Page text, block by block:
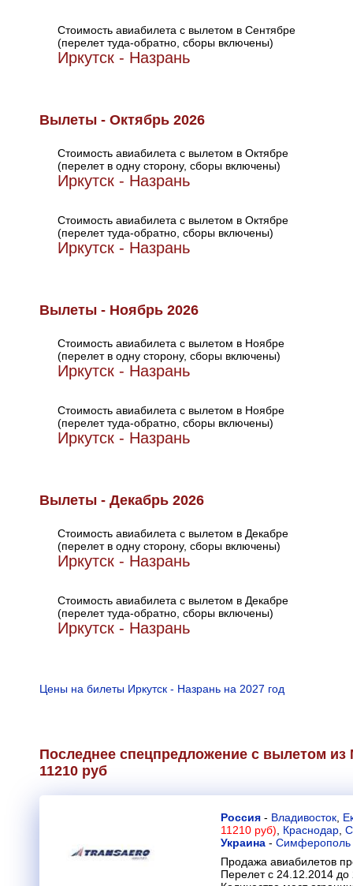
Стоимость авиабилета с вылетом в Сентябре
(перелет туда-обратно, сборы включены)
Иркутск - Назрань
Вылеты - Октябрь 2026
Стоимость авиабилета с вылетом в Октябре
(перелет в одну сторону, сборы включены)
Иркутск - Назрань
Стоимость авиабилета с вылетом в Октябре
(перелет туда-обратно, сборы включены)
Иркутск - Назрань
Вылеты - Ноябрь 2026
Стоимость авиабилета с вылетом в Ноябре
(перелет в одну сторону, сборы включены)
Иркутск - Назрань
Стоимость авиабилета с вылетом в Ноябре
(перелет туда-обратно, сборы включены)
Иркутск - Назрань
Вылеты - Декабрь 2026
Стоимость авиабилета с вылетом в Декабре
(перелет в одну сторону, сборы включены)
Иркутск - Назрань
Стоимость авиабилета с вылетом в Декабре
(перелет туда-обратно, сборы включены)
Иркутск - Назрань
Цены на билеты Иркутск - Назрань на 2027 год
Последнее спецпредложение с вылетом из
11210 руб
Россия - Владивосток
11210 руб)
Краснодар
Украина - Симферополь
Продажа авиабилетов
Перелет с 24.12.2014 до